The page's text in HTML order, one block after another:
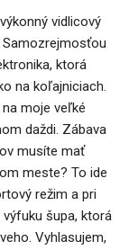
vidlicový
ktorá
na koľajniciach.
moje veľké
daždi. Zábava
musíte mať
meste? To ide
režim a pri
šupa, ktorá
Vyhlasujem,